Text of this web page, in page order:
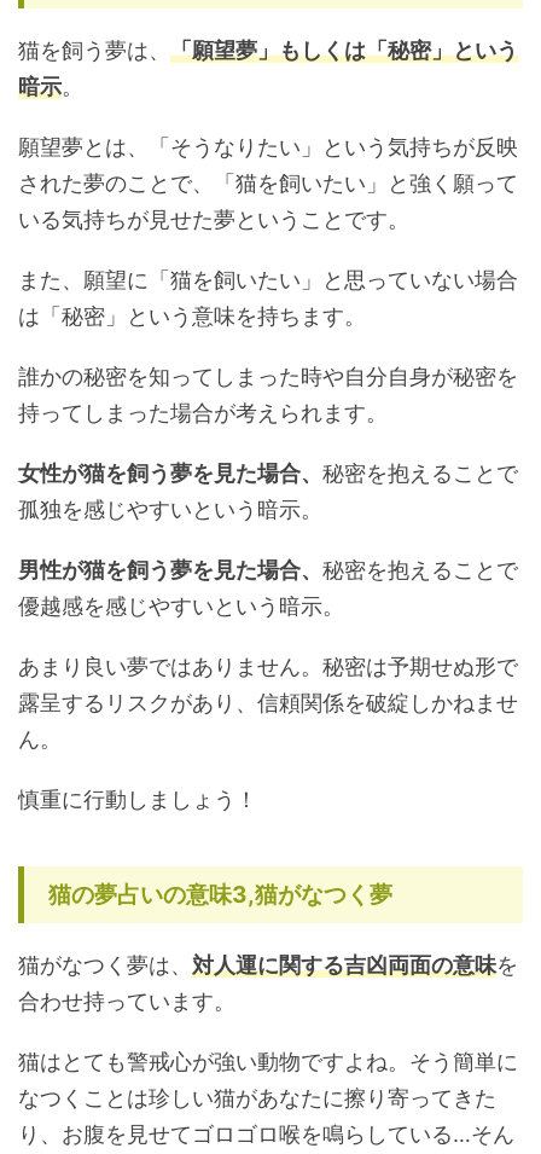
猫を飼う夢は、 「願望夢」もしくは「秘密」という
暗示。
願望夢とは、「そうなりたい」という気持ちが反映
された夢のことで、「猫を飼いたい」と強く願って
いる気持ちが見せた夢ということです。
また、願望に「猫を飼いたい」と思っていない場合
は「秘密」という意味を持ちます。
誰かの秘密を知ってしまった時や自分自身が秘密を
持ってしまった場合が考えられます。
女性が猫を飼う夢を見た場合、 秘密を抱えることで
孤独を感じやすいという暗示。
男性が猫を飼う夢を見た場合、 秘密を抱えることで
優越感を感じやすいという暗示。
あまり良い夢ではありません。秘密は予期せぬ形で
露呈するリスクがあり、信頼関係を破綻しかねませ
ん。
慎重に行動しましょう！
猫の夢占いの意味3,猫がなつく夢
猫がなつく夢は、 対人運に関する吉凶両面の意味を
合わせ持っています。
猫はとても警戒心が強い動物ですよね。そう簡単に
なつくことは珍しい猫があなたに擦り寄ってきた
り、お腹を見せてゴロゴロ喉を鳴らしている…そん